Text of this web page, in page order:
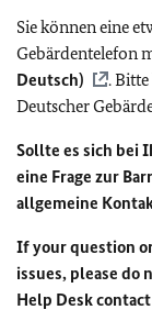
Sie können eine
Gebärdentelefon
Deutsch)
. Bitte
Deutscher
Sollte es sich bei
eine Frage zur
allgemeine
If your question
issues, please do
Help Desk